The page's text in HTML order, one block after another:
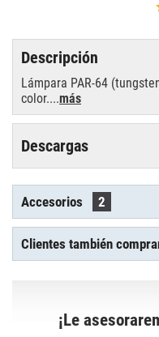
Descripción
Lámpara PAR-64
color....más
Descargas
Accesorios 2
Clientes también
¡Le